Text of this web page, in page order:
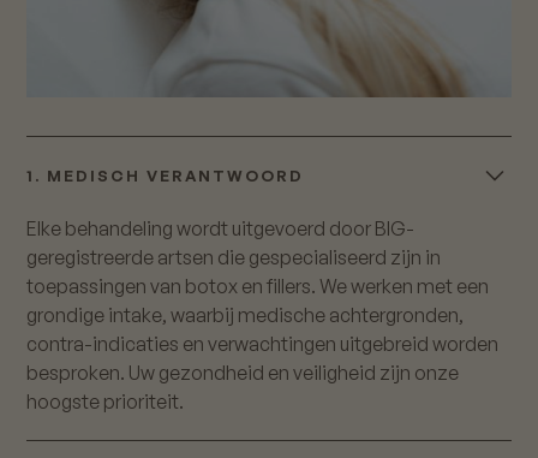
1. MEDISCH VERANTWOORD
Elke behandeling wordt uitgevoerd door BIG-
geregistreerde artsen die gespecialiseerd zijn in
toepassingen van botox en fillers. We werken met een
grondige intake, waarbij medische achtergronden,
contra-indicaties en verwachtingen uitgebreid worden
besproken. Uw gezondheid en veiligheid zijn onze
hoogste prioriteit.